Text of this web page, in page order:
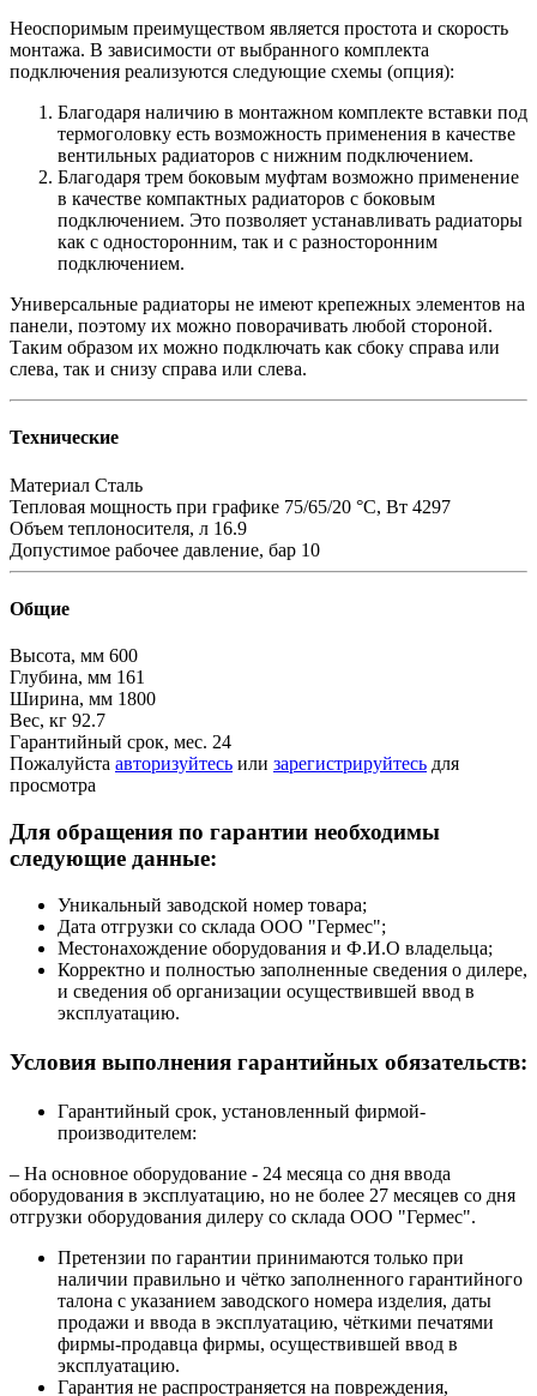
Неоспоримым преимуществом является простота и скорость
монтажа. В зависимости от выбранного комплекта
подключения реализуются следующие схемы (опция):
Благодаря наличию в монтажном комплекте вставки под
термоголовку есть возможность применения в качестве
вентильных радиаторов с нижним подключением.
Благодаря трем боковым муфтам возможно применение
в качестве компактных радиаторов с боковым
подключением. Это позволяет устанавливать радиаторы
как с односторонним, так и с разносторонним
подключением.
Универсальные радиаторы не имеют крепежных элементов на
панели, поэтому их можно поворачивать любой стороной.
Таким образом их можно подключать как сбоку справа или
слева, так и снизу справа или слева.
Технические
Материал Сталь
Тепловая мощность при графике 75/65/20 °С, Вт 4297
Объем теплоносителя, л 16.9
Допустимое рабочее давление, бар 10
Общие
Высота, мм 600
Глубина, мм 161
Ширина, мм 1800
Вес, кг 92.7
Гарантийный срок, мес. 24
Пожалуйста авторизуйтесь или зарегистрируйтесь для
просмотра
Для обращения по гарантии необходимы
следующие данные:
Уникальный заводской номер товара;
Дата отгрузки со склада ООО "Гермес";
Местонахождение оборудования и Ф.И.О владельца;
Корректно и полностью заполненные сведения о дилере,
и сведения об организации осуществившей ввод в
эксплуатацию.
Условия выполнения гарантийных обязательств:
Гарантийный срок, установленный фирмой-
производителем:
– На основное оборудование - 24 месяца со дня ввода
оборудования в эксплуатацию, но не более 27 месяцев со дня
отгрузки оборудования дилеру со склада ООО "Гермес".
Претензии по гарантии принимаются только при
наличии правильно и чётко заполненного гарантийного
талона с указанием заводского номера изделия, даты
продажи и ввода в эксплуатацию, чёткими печатями
фирмы-продавца фирмы, осуществившей ввод в
эксплуатацию.
Гарантия не распространяется на повреждения,